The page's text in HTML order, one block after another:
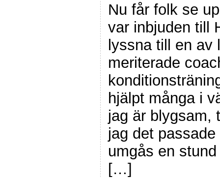
Nu får folk se
var inbjuden till
lyssna till en av
meriterade
hjälpt många i
jag är blygsam,
jag det
umgås en
[…]